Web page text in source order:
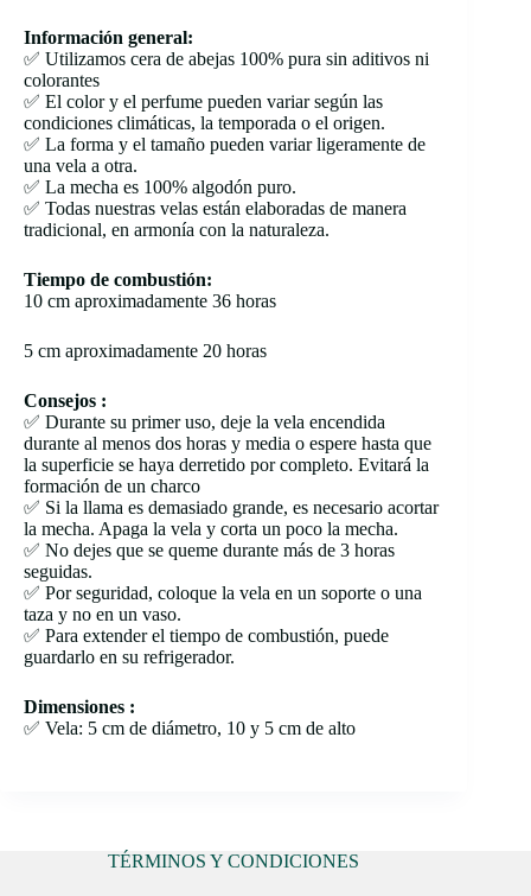
Información general:
✅ Utilizamos cera de abejas 100% pura sin aditivos ni
colorantes
✅ El color y el perfume pueden variar según las
condiciones climáticas, la temporada o el origen.
✅ La forma y el tamaño pueden variar ligeramente de
una vela a otra.
✅ La mecha es 100% algodón puro.
✅ Todas nuestras velas están elaboradas de manera
tradicional, en armonía con la naturaleza.
Tiempo de combustión:
10 cm aproximadamente 36 horas
5 cm aproximadamente 20 horas
Consejos :
✅ Durante su primer uso, deje la vela encendida
durante al menos dos horas y media o espere hasta que
la superficie se haya derretido por completo. Evitará la
formación de un charco
✅ Si la llama es demasiado grande, es necesario acortar
la mecha. Apaga la vela y corta un poco la mecha.
✅ No dejes que se queme durante más de 3 horas
seguidas.
✅ Por seguridad, coloque la vela en un soporte o una
taza y no en un vaso.
✅ Para extender el tiempo de combustión, puede
guardarlo en su refrigerador.
Dimensiones :
✅ Vela: 5 cm de diámetro, 10 y 5 cm de alto
TÉRMINOS Y CONDICIONES